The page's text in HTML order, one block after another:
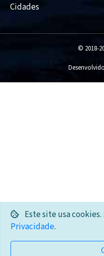
Cidades
© 2018-
Este site usa
Privacidade.